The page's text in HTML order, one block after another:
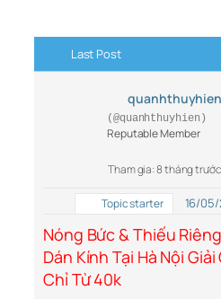
Last Post
quanhthuyhien
(@quanhthuyhien)
Reputable Member
Tham gia: 8 tháng trước
Topic starter 16/05/
Nóng Bức & Thiếu
Dán Kính Tại Hà Nội
Chỉ Từ 40k